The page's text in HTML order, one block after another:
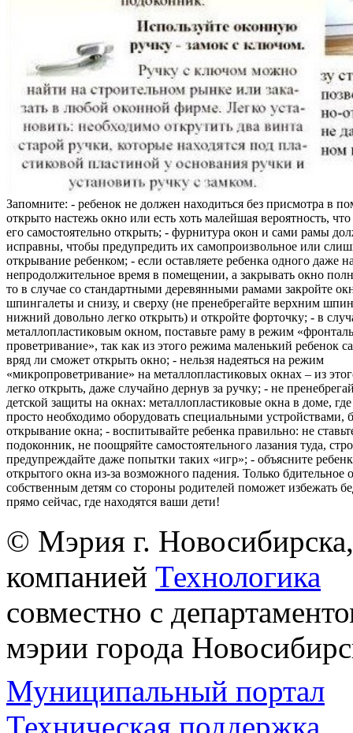
Запомните: - ребенок не должен находиться без присмотра в
открыто настежь окно или есть хоть малейшая вероятность,
его самостоятельно открыть; - фурнитура окон и сами рамы
исправны, чтобы предупредить их самопроизвольное или
открывание ребенком; - если оставляете ребенка одного даже
непродолжительное время в помещении, а закрывать окно
то в случае со стандартными деревянными рамами закройте
шпингалеты и снизу, и сверху (не пренебрегайте верхним
нижний довольно легко открыть) и откройте форточку; - в
металлопластиковым окном, поставьте раму в режим
проветривание», так как из этого режима маленький ребенок
вряд ли сможет открыть окно; - нельзя надеяться на режим
«микропроветривание» на металлопластиковых окнах – из
легко открыть, даже случайно дернув за ручку; - не
детской защиты на окнах: металлопластиковые окна в доме, где
просто необходимо оборудовать специальными
открывание окна; - воспитывайте ребенка правильно: не
подоконник, не поощряйте самостоятельного лазания туда,
предупреждайте даже попытки таких «игр»; - объясните
открытого окна из-за возможного падения. Только бдительное
собственным детям со стороны родителей поможет избежать
прямо сейчас, где находятся ваши дети!
© Мэрия г.
компанией Технологика
совместно с
мэрии города
Муниципальный портал